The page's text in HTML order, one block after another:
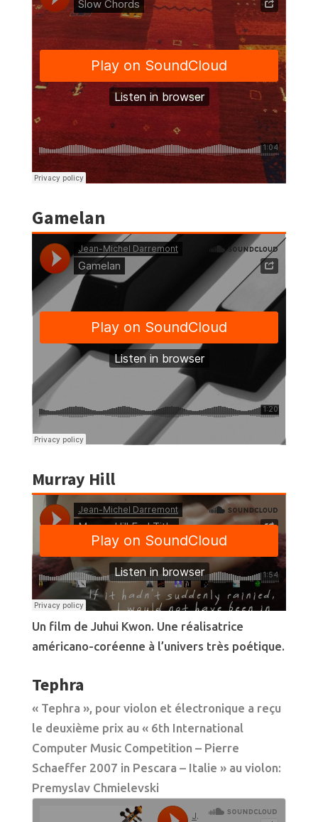
Gamelan
Murray Hill
Un film de Juhui Kwon. Une réalisatrice
américano-coréenne à l’univers très poétique.
Tephra
« Tephra », pour violon et électronique a reçu
le deuxième prix au « 6th International
Computer Music Competition – Pierre
Schaeffer 2007 in Pescara – Italie » au violon:
Premyslav Chmielevski